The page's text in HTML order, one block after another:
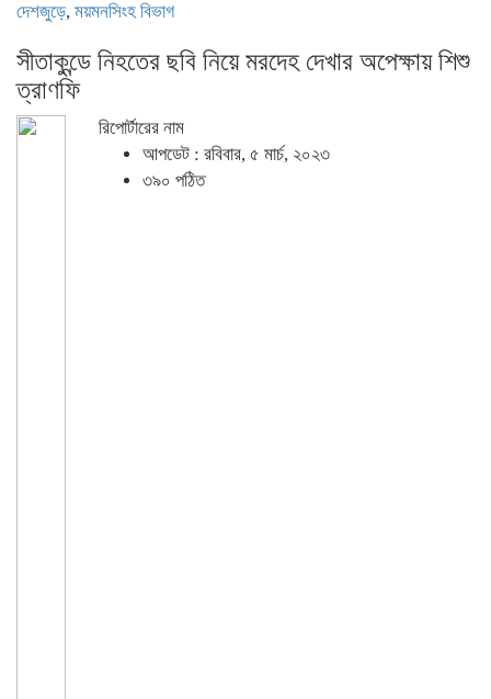
দেশজুড়ে, ময়মনসিংহ বিভাগ
সীতাকুন্ডে নিহতের ছবি নিয়ে মরদেহ দেখার অপেক্ষায় শিশু
ত্রাণফি
রিপোর্টারের নাম
আপডেট : রবিবার, ৫ মার্চ, ২০২৩
৩৯০ পঠিত